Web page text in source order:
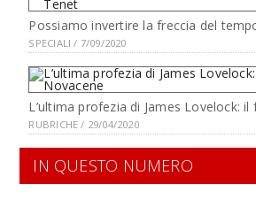
Possiamo invertire la freccia del
SPECIALI / 7/09/2020
L’ultima profezia di James Lovelock:
RUBRICHE / 29/04/2020
IN QUESTO NUMERO